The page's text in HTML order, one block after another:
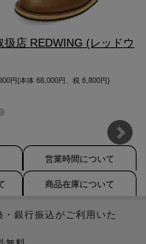
扱店 REDWING (レッドウ
円(本体 68,000円、税 6,800円)
営業時間について
商品在庫について
銀行振込がご利用いた